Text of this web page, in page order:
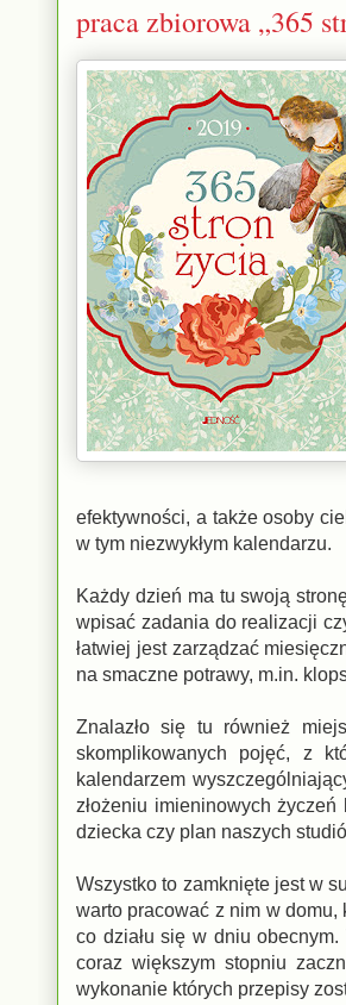
praca zbiorowa „365
efektywności, a także osoby
w tym niezwykłym kalendarzu.
Każdy dzień ma tu swoją
wpisać zadania do realizacji
łatwiej jest zarządzać
na smaczne potrawy, m.in.
Znalazło się tu również
skomplikowanych pojęć, z
kalendarzem
złożeniu imieninowych
dziecka czy plan naszych
Wszystko to zamknięte jest w
warto pracować z nim w
co działu się w dniu
coraz większym stopniu
wykonanie których przepisy